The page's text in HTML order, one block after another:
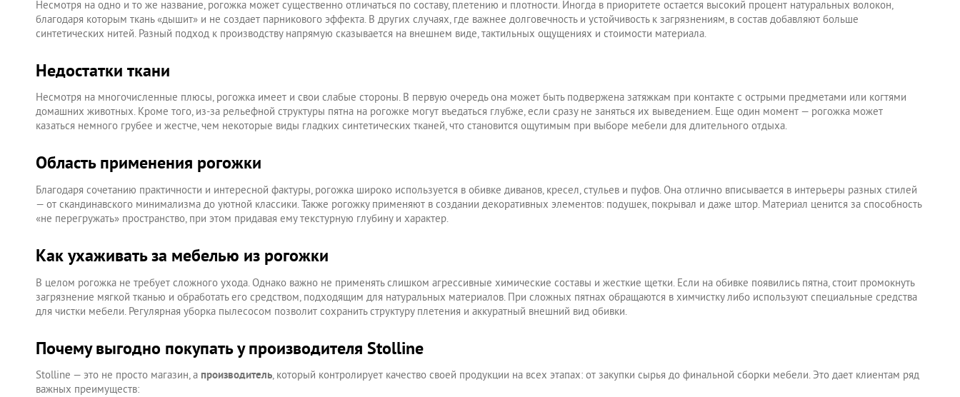
Несмотря на одно и то же название, рогожка может существенно отличаться по составу, плетению и плотности. Иногда в приоритете остается высокий процент натуральных волокон,
благодаря которым ткань «дышит» и не создает парникового эффекта. В других случаях, где важнее долговечность и устойчивость к загрязнениям, в состав добавляют больше
синтетических нитей. Разный подход к производству напрямую сказывается на внешнем виде, тактильных ощущениях и стоимости материала.
Недостатки ткани
Несмотря на многочисленные плюсы, рогожка имеет и свои слабые стороны. В первую очередь она может быть подвержена затяжкам при контакте с острыми предметами или когтями
домашних животных. Кроме того, из-за рельефной структуры пятна на рогожке могут въедаться глубже, если сразу не заняться их выведением. Еще один момент — рогожка может
казаться немного грубее и жестче, чем некоторые виды гладких синтетических тканей, что становится ощутимым при выборе мебели для длительного отдыха.
Область применения рогожки
Благодаря сочетанию практичности и интересной фактуры, рогожка широко используется в обивке диванов, кресел, стульев и пуфов. Она отлично вписывается в интерьеры разных стилей
— от скандинавского минимализма до уютной классики. Также рогожку применяют в создании декоративных элементов: подушек, покрывал и даже штор. Материал ценится за способность
«не перегружать» пространство, при этом придавая ему текстурную глубину и характер.
Как ухаживать за мебелью из рогожки
В целом рогожка не требует сложного ухода. Однако важно не применять слишком агрессивные химические составы и жесткие щетки. Если на обивке появились пятна, стоит промокнуть
загрязнение мягкой тканью и обработать его средством, подходящим для натуральных материалов. При сложных пятнах обращаются в химчистку либо используют специальные средства
для чистки мебели. Регулярная уборка пылесосом позволит сохранить структуру плетения и аккуратный внешний вид обивки.
Почему выгодно покупать у производителя Stolline
Stolline — это не просто магазин, а производитель, который контролирует качество своей продукции на всех этапах: от закупки сырья до финальной сборки мебели. Это дает клиентам ряд
важных преимуществ: